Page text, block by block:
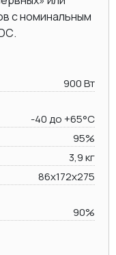
с номинальным
900 Вт
-40 до +65°C
95%
3,9 кг
86x172x275
90%